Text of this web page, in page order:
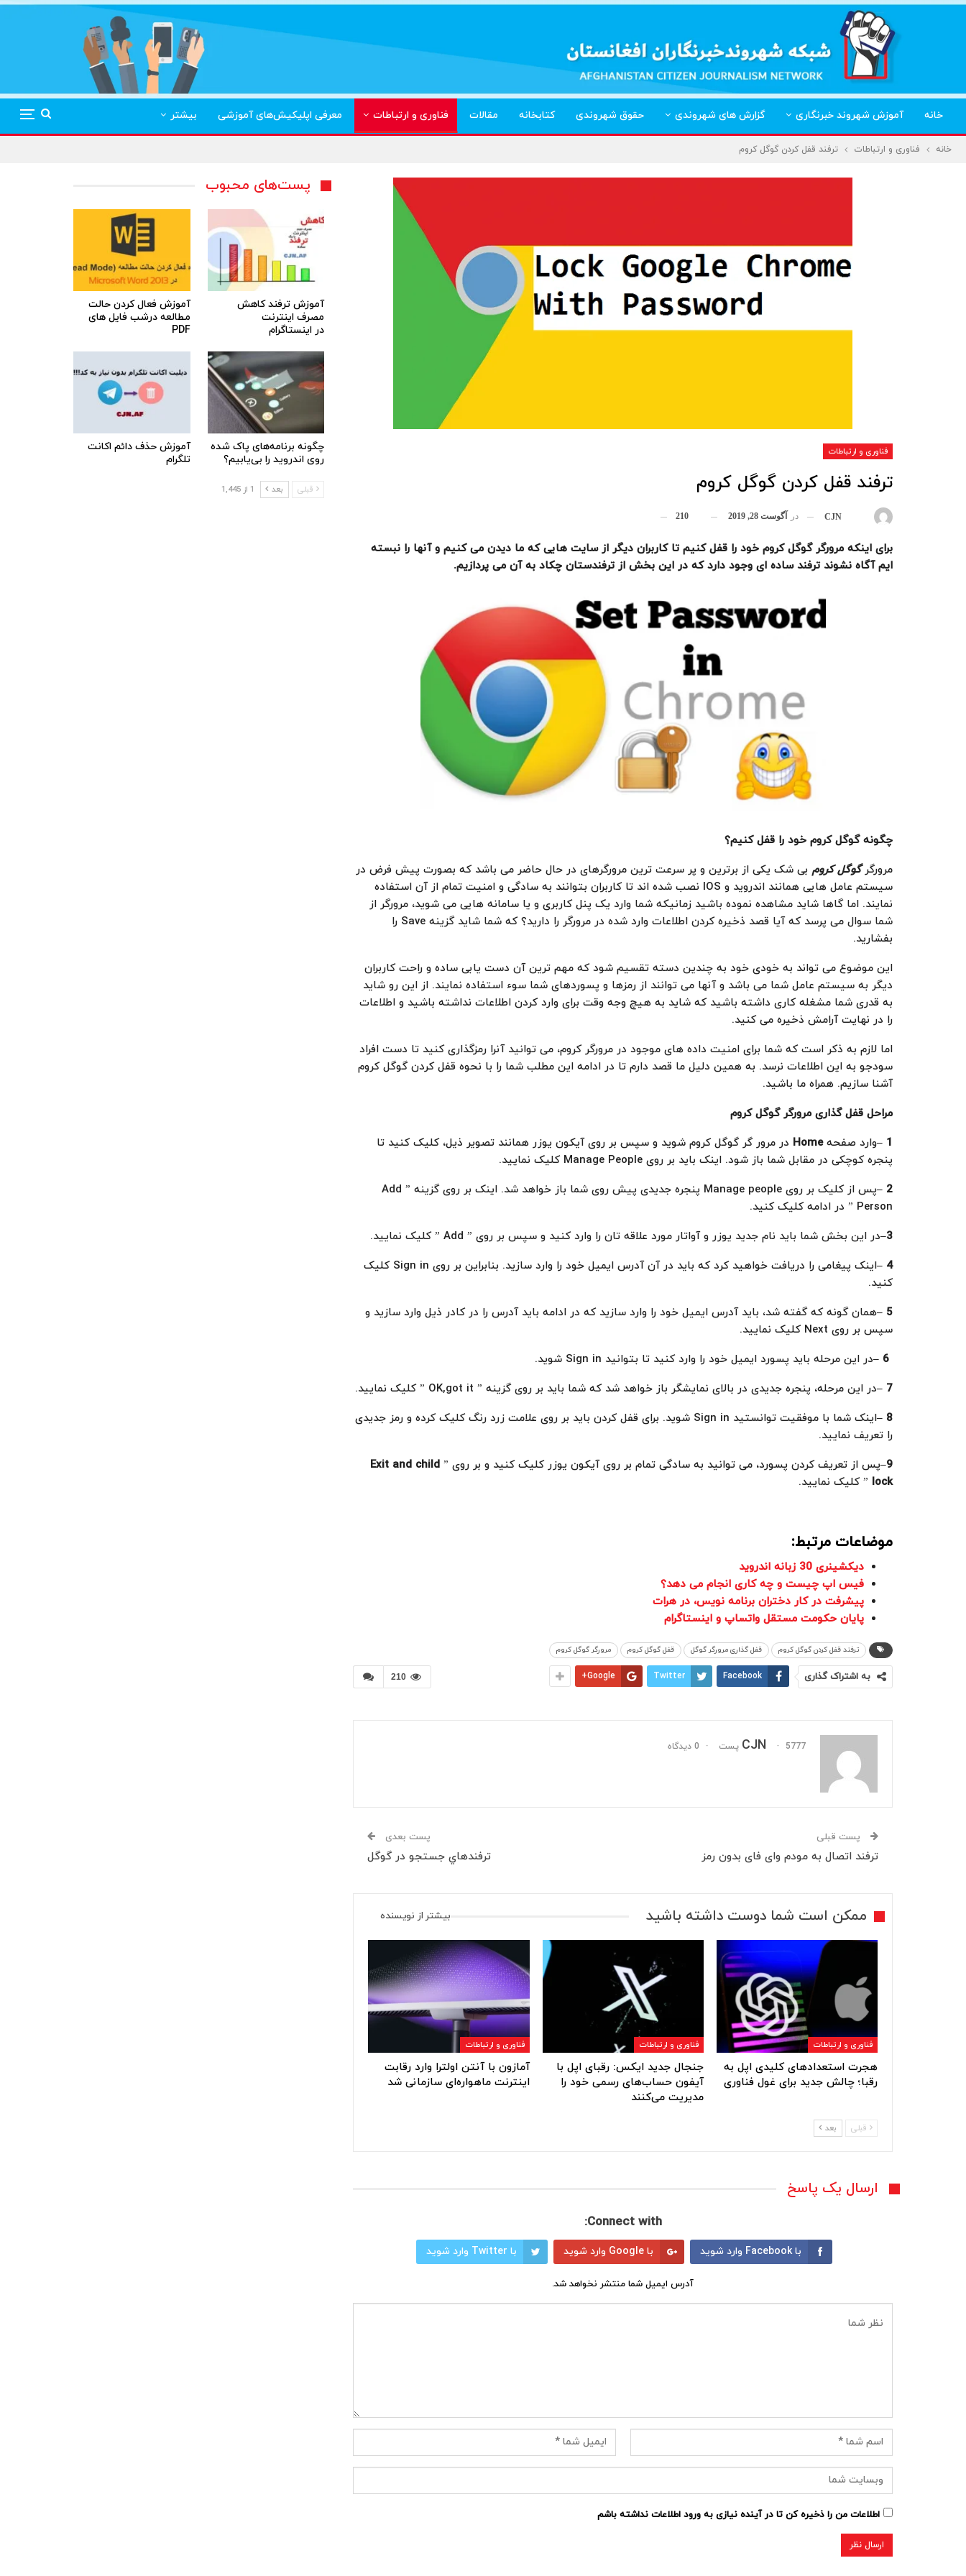
خانه آموزش شهروند خبرنگاری گزارش های شهروندی حقوق شهروندی کتابخانه مقالات فناوری و ارتباطات معرفی اپلیکیش‌های آموزشی بیشتر
خانه فناوری و ارتباطات ترفند قفل کردن گوگل کروم
فناوری و ارتباطات
ترفند قفل کردن گوگل کروم
CJN در آگوست 28, 2019 210
برای اینکه مرورگر گوگل کروم خود را قفل کنیم تا کاربران دیگر از سایت هایی که ما دیدن می کنیم و آنها را نبسته
ایم آگاه نشوند ترفند ساده ای وجود دارد که در این بخش از ترفندستان چکاد به آن می پردازیم.
چگونه گوگل کروم خود را قفل کنیم؟
مرورگرگوگل کروم بی شک یکی از برترین و پر سرعت ترین مرورگرهای در حال حاضر می باشد که بصورت پیش فرض در
سیستم عامل هایی همانند اندروید و IOS نصب شده اند تا کاربران بتوانند به سادگی و امنیت تمام از آن استفاده
نمایند. اما گاها شاید مشاهده نموده باشید زمانیکه شما وارد یک پنل کاربری و یا سامانه هایی می شوید، مرورگر از
شما سوال می پرسد که آیا قصد ذخیره کردن اطلاعات وارد شده در مرورگر را دارید؟ که شما شاید گزینه Save را
بفشارید.
این موضوع می تواند به خودی خود به چندین دسته تقسیم شود که مهم ترین آن دست یابی ساده و راحت کاربران
دیگر به سیستم عامل شما می باشد و آنها می توانند از رمزها و پسوردهای شما سوء استفاده نمایند. از این رو شاید
به قدری شما مشغله کاری داشته باشید که شاید به هیچ وجه وقت برای وارد کردن اطلاعات نداشته باشید و اطلاعات
را در نهایت آرامش ذخیره می کنید.
اما لازم به ذکر است که شما برای امنیت داده های موجود در مرورگر کروم، می توانید آنرا رمزگذاری کنید تا دست افراد
سودجو به این اطلاعات نرسد. به همین دلیل ما قصد دارم تا در ادامه این مطلب شما را با نحوه قفل کردن گوگل کروم
آشنا سازیم. همراه ما باشید.
مراحل قفل گذاری مرورگر گوگل کروم
1
–وارد صفحهHome در مرور گر گوگل کروم شوید و سپس بر روی آیکون یوزر همانند تصویر ذیل، کلیک کنید تا
پنجره کوچکی در مقابل شما باز شود. اینک باید بر روی Manage People کلیک نمایید.
2
–
پس از کلیک بر روی Manage people پنجره جدیدی پیش روی شما باز خواهد شد. اینک بر روی گزینه ” Add
Person ” در ادامه کلیک کنید.
3
–در این بخش شما باید نام جدید یوزر و آواتار مورد علاقه تان را وارد کنید و سپس بر روی ” Add ” کلیک نمایید.
4
–
اینک پیغامی را دریافت خواهید کرد که باید در آن آدرس ایمیل خود را وارد سازید. بنابراین بر روی Sign in کلیک
کنید.
5
–همان گونه که گفته شد، باید آدرس ایمیل خود را وارد سازید که در ادامه باید آدرس را در کادر ذیل وارد سازید و
سپس بر روی Next کلیک نمایید.
6
–در این مرحله باید پسورد ایمیل خود را وارد کنید تا بتوانید Sign in شوید.
7
–در این مرحله، پنجره جدیدی در بالای نمایشگر باز خواهد شد که شما باید بر روی گزینه ” OK,got it ” کلیک نمایید.
8
–
اینک شما با موفقیت توانستید Sign in شوید. برای قفل کردن باید بر روی علامت زرد رنگ کلیک کرده و رمز جدیدی
را تعریف نمایید.
9
–پس از تعریف کردن پسورد، می توانید به سادگی تمام بر روی آیکون یوزر کلیک کنید و بر روی ” Exit and child
lock ” کلیک نمایید.
موضاعات مرتبط:
دیکشینری 30 زبانه اندروید
فیس اپ چیست و چه کاری انجام می دهد؟
پیشرفت در کار دختران برنامه نویس، در هرات
پایان حکومت مستقل واتساپ و اینستاگرام
ترفند قفل کردن گوگل کروم قفل گذاری مرورگر گوگل قفل گوگل کروم مرورگر گوگل کروم
210 به اشتراک گذاری Facebook
Twitter
Google+
CJN 5777 پست 0 دیدگاه
پست قبلی
ترفند اتصال به مودم وای فای بدون رمز
پست بعدی
ترفندهاي جستجو در گوگل
ممکن است شما دوست داشته باشید بیشتر از نویسنده
فناوری و ارتباطات
هجرت استعدادهای کلیدی اپل به
رقبا؛ چالش جدید برای غول فناوری
فناوری و ارتباطات
جنجال جدید ایکس: رقبای اپل با
آیفون حساب‌های رسمی خود را
مدیریت می‌کنند
فناوری و ارتباطات
آمازون با آنتن اولترا وارد رقابت
اینترنت ماهواره‌ای سازمانی شد
قبلی بعد
ارسال یک پاسخ
Connect with:
با Facebook وارد شوید با Google وارد شوید با Twitter وارد شوید
آدرس ایمیل شما منتشر نخواهد شد.
اطلاعات من را ذخیره کن تا در آینده نیازی به ورود اطلاعات نداشته باشم
پست‌های محبوب
آموزش ترفند کاهش
مصرف اینترنت
در اینستاگرام
آموزش فعال کردن حالت
مطالعه درشب فایل های
PDF
چگونه برنامه‌های پاک شده
روی اندروید را بی‌یابیم؟
آموزش حذف دائم اکانت
تلگرام
قبلی بعد 1 از 1,445